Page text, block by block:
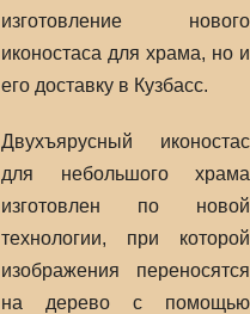
изготовление нового
иконостаса для храма, но и
его доставку в Кузбасс.
Двухъярусный иконостас
для небольшого храма
изготовлен по новой
технологии, при которой
изображения переносятся
на дерево с помощью